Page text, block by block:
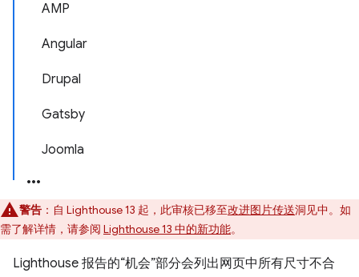
AMP
Angular
Drupal
Gatsby
Joomla
警告 ：自 Lighthouse 13 起，此审核已移至改进图片传送洞见中。如
需了解详情，请参阅 Lighthouse 13 中的新功能。
Lighthouse 报告的“机会”部分会列出网页中所有尺寸不合